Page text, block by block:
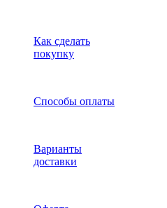
Как сделать
покупку
Способы оплаты
Варианты
доставки